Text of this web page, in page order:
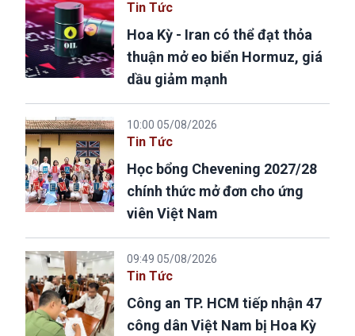
Tin Tức
Hoa Kỳ - Iran có thể đạt thỏa
thuận mở eo biển Hormuz, giá
dầu giảm mạnh
10:00 05/08/2026
Tin Tức
Học bổng Chevening 2027/28
chính thức mở đơn cho ứng
viên Việt Nam
09:49 05/08/2026
Tin Tức
Công an TP. HCM tiếp nhận 47
công dân Việt Nam bị Hoa Kỳ